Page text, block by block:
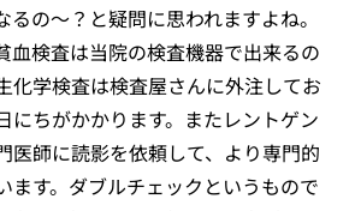
るの～？と疑問に思われますよね。
血検査は当院の検査機器で出来るの
化学検査は検査屋さんに外注してお
にちがかかります。またレントゲン
医師に読影を依頼して、より専門的
ます。ダブルチェックというもので